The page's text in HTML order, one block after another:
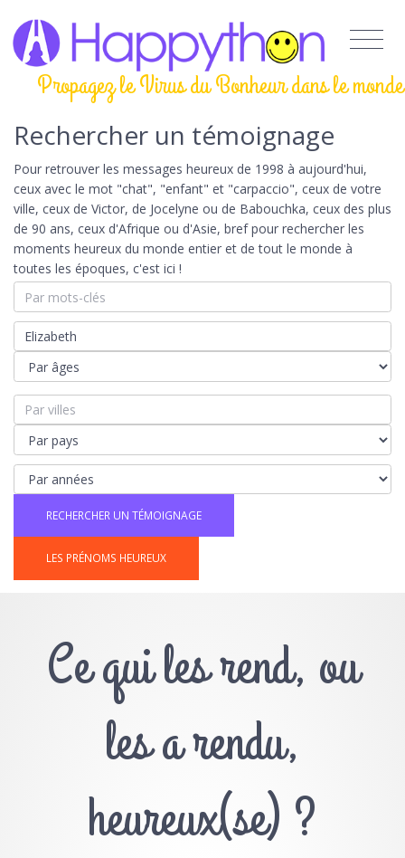
Propagez le Virus du Bonheur dans le monde
Rechercher un témoignage
Pour retrouver les messages heureux de 1998 à aujourd'hui,
ceux avec le mot "chat", "enfant" et "carpaccio", ceux de votre
ville, ceux de Victor, de Jocelyne ou de Babouchka, ceux des plus
de 90 ans, ceux d'Afrique ou d'Asie, bref pour rechercher les
moments heureux du monde entier et de tout le monde à
toutes les époques, c'est ici !
LES PRÉNOMS HEUREUX
Ce qui les rend, ou
les a rendu,
heureux(se) ?